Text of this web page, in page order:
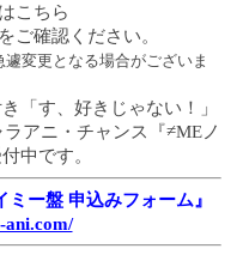
こちら
をご確認ください。
変更となる場合がございま
「す、好きじゃない！」
アニ・チャンス『≠MEノ
中です。
ミー盤 申込みフォーム』
ani.com/